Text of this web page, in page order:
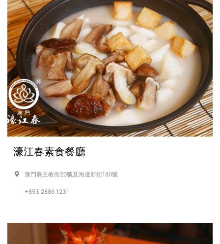
濠江春素食餐廳
澳門燕主教街20號及海邊新街180號
+853 2886 1231